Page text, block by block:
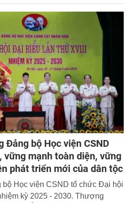
Đảng bộ Học viện CSND
mạnh toàn diện, vững
phát triển mới của dân tộc
Học viện CSND tổ chức Đại hội
kỳ 2025 - 2030. Thượng